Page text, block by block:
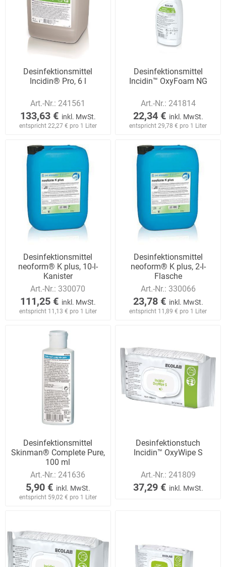
Desinfektionsmittel
Incidin® Pro, 6 l
Art.-Nr.: 241561
133,63 € inkl. MwSt.
entspricht 22,27 € pro 1 Liter
Desinfektionsmittel
Incidin™ OxyFoam NG
Art.-Nr.: 241814
22,34 € inkl. MwSt.
entspricht 29,78 € pro 1 Liter
Desinfektionsmittel
neoform® K plus, 10-l-
Kanister
Art.-Nr.: 330070
111,25 € inkl. MwSt.
entspricht 11,13 € pro 1 Liter
Desinfektionsmittel
neoform® K plus, 2-l-
Flasche
Art.-Nr.: 330066
23,78 € inkl. MwSt.
entspricht 11,89 € pro 1 Liter
Desinfektionsmittel
Skinman® Complete Pure,
100 ml
Art.-Nr.: 241636
5,90 € inkl. MwSt.
entspricht 59,02 € pro 1 Liter
Desinfektionstuch
Incidin™ OxyWipe S
Art.-Nr.: 241809
37,29 € inkl. MwSt.